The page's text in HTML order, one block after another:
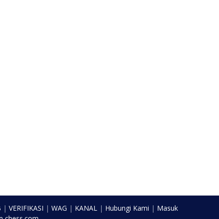
| VERIFIKASI | WAG | KANAL| Hubungi Kami | Masuk